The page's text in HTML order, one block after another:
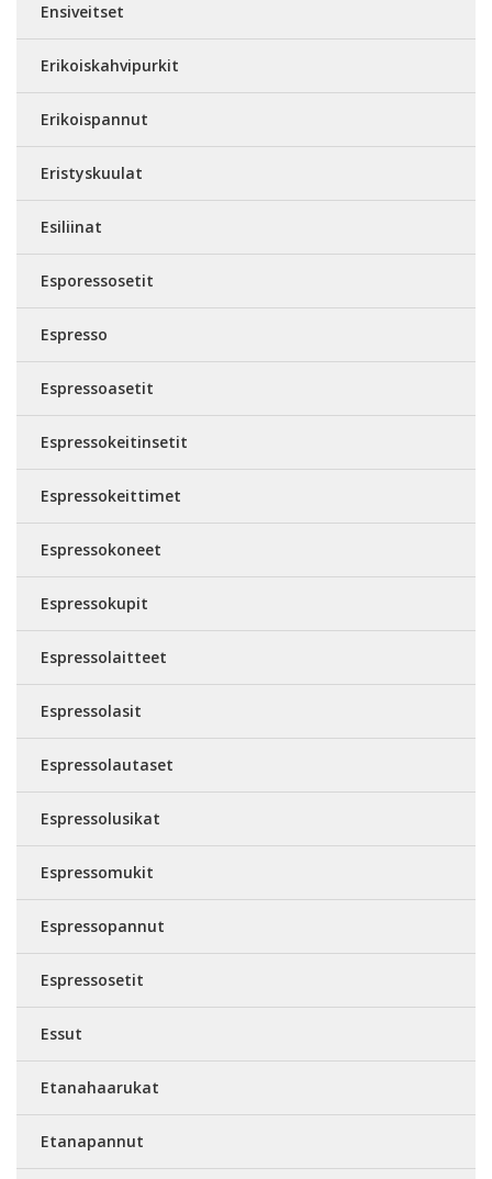
Ensiveitset
Erikoiskahvipurkit
Erikoispannut
Eristyskuulat
Esiliinat
Esporessosetit
Espresso
Espressoasetit
Espressokeitinsetit
Espressokeittimet
Espressokoneet
Espressokupit
Espressolaitteet
Espressolasit
Espressolautaset
Espressolusikat
Espressomukit
Espressopannut
Espressosetit
Essut
Etanahaarukat
Etanapannut